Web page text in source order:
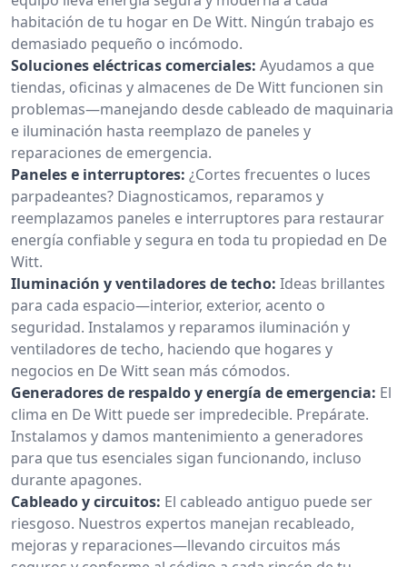
habitación de tu hogar en De Witt. Ningún trabajo es
demasiado pequeño o incómodo.
Soluciones eléctricas comerciales: Ayudamos a que
tiendas, oficinas y almacenes de De Witt funcionen sin
problemas—manejando desde cableado de maquinaria
e iluminación hasta reemplazo de paneles y
reparaciones de emergencia.
Paneles e interruptores: ¿Cortes frecuentes o luces
parpadeantes? Diagnosticamos, reparamos y
reemplazamos paneles e interruptores para restaurar
energía confiable y segura en toda tu propiedad en De
Witt.
Iluminación y ventiladores de techo: Ideas brillantes
para cada espacio—interior, exterior, acento o
seguridad. Instalamos y reparamos iluminación y
ventiladores de techo, haciendo que hogares y
negocios en De Witt sean más cómodos.
Generadores de respaldo y energía de emergencia: El
clima en De Witt puede ser impredecible. Prepárate.
Instalamos y damos mantenimiento a generadores
para que tus esenciales sigan funcionando, incluso
durante apagones.
Cableado y circuitos: El cableado antiguo puede ser
riesgoso. Nuestros expertos manejan recableado,
mejoras y reparaciones—llevando circuitos más